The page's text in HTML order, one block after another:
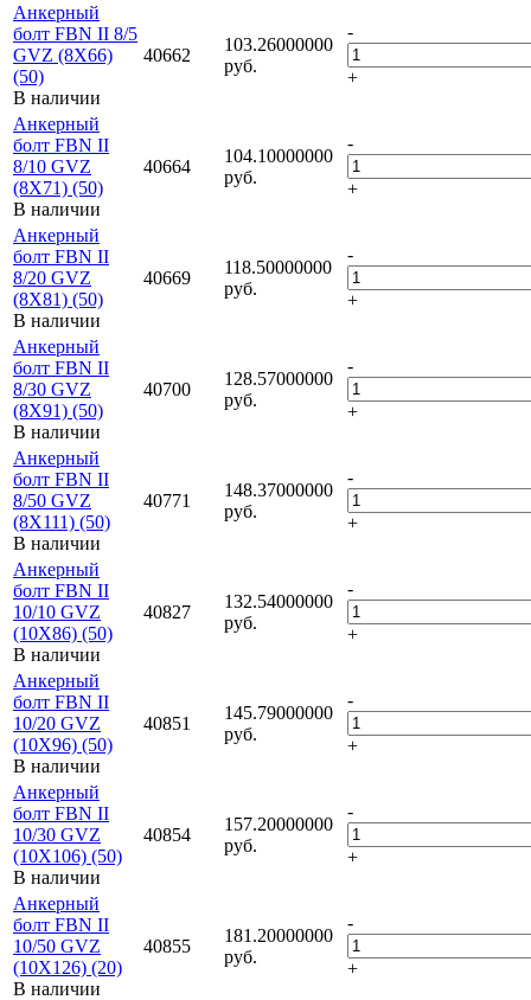
Анкерный
болт FBN II 8/5
GVZ (8X66)
(50)
В наличии
40662
103.26000000
руб.
-
+
Анкерный
болт FBN II
8/10 GVZ
(8X71) (50)
В наличии
40664
104.10000000
руб.
-
+
Анкерный
болт FBN II
8/20 GVZ
(8X81) (50)
В наличии
40669
118.50000000
руб.
-
+
Анкерный
болт FBN II
8/30 GVZ
(8X91) (50)
В наличии
40700
128.57000000
руб.
-
+
Анкерный
болт FBN II
8/50 GVZ
(8X111) (50)
В наличии
40771
148.37000000
руб.
-
+
Анкерный
болт FBN II
10/10 GVZ
(10X86) (50)
В наличии
40827
132.54000000
руб.
-
+
Анкерный
болт FBN II
10/20 GVZ
(10X96) (50)
В наличии
40851
145.79000000
руб.
-
+
Анкерный
болт FBN II
10/30 GVZ
(10X106) (50)
В наличии
40854
157.20000000
руб.
-
+
Анкерный
болт FBN II
10/50 GVZ
(10X126) (20)
В наличии
40855
181.20000000
руб.
-
+